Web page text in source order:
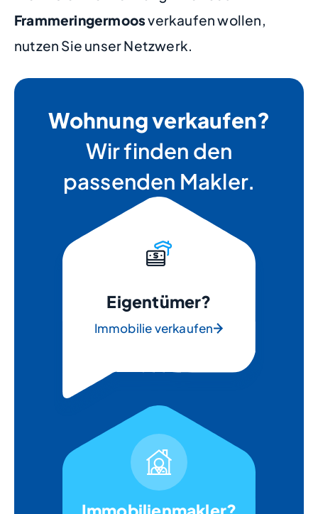
Frammeringermoosverkaufen wollen,
nutzen Sie unser Netzwerk.
Wohnung verkaufen?
Wir finden den
passenden Makler.
Eigentümer?
Immobilie verkaufen